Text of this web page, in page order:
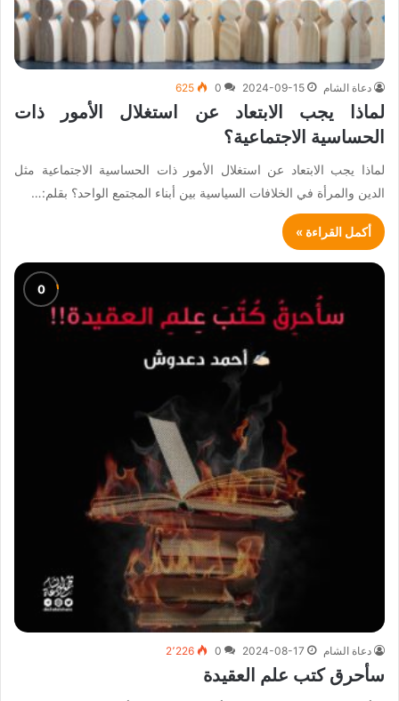
دعاة الشام 2024-09-15
0
625
لماذا يجب الابتعاد عن استغلال الأمور ذات
الحساسية الاجتماعية؟
لماذا يجب الابتعاد عن استغلال الأمور ذات الحساسية الاجتماعية مثل
الدين والمرأة في الخلافات السياسية بين أبناء المجتمع الواحد؟ بقلم:…
أكمل القراءة »
دعاة الشام 2024-08-17
0 2٬226
سأحرق كتب علم العقيدة